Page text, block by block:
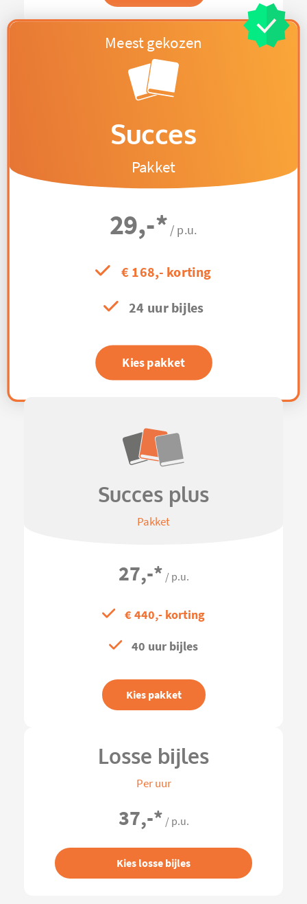
Succes
Pakket
29,-* / p.u.
€ 168,- korting
24 uur bijles
Kies pakket
Succes plus
Pakket
27,-* / p.u.
€ 440,- korting
40 uur bijles
Kies pakket
Losse bijles
Per uur
37,-* / p.u.
Kies losse bijles